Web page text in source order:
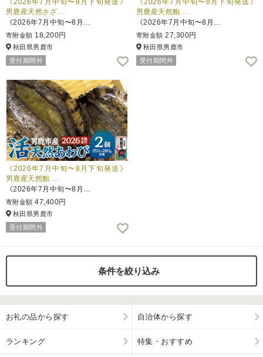
《2026年7月中旬〜8月下旬発送》
男鹿産天然さざ…
《2026年7月中旬〜8月…
寄附金額 18,200円
秋田県男鹿市
受付期間外
《2026年7月中旬〜8月下旬発送》
男鹿産天然鮑 …
《2026年7月中旬〜8月…
寄附金額 27,300円
秋田県男鹿市
受付期間外
《2026年7月中旬〜8月下旬発送》
男鹿産天然鮑 …
《2026年7月中旬〜8月…
寄附金額 47,400円
秋田県男鹿市
受付期間外
条件を絞り込み
お礼の品から探す 自治体から探す
ランキング 特集・おすすめ